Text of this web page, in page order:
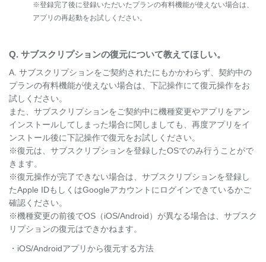
※登録完了後に登録いただいたプランの有料機能が使えない場合は、
アプリの再起動をお試しください。
Q. サブスクリプションの復元について教えてほしい。
A. サブスクリプションをご契約されたにもかかわらず、契約中の
プランの有料機能が使えない場合は、下記操作にて復元操作をお
試しください。
また、サブスクリプションをご契約中に機種変更やアプリをアン
インストールしてしまった場合に関しましても、再度アプリをイ
ンストール後に下記操作で復元をお試しください。
※復元は、サブスクリプションを登録したOSでのみ行うことがで
きます。
※復元操作が完了できない場合は、サブスクリプションを登録し
たApple IDもしくはGoogleアカウントにログインできているかご
確認ください。
※機種変更の前後でOS（iOS/Android）が異なる場合は、サブスク
リプションの復元はできかねます。
・iOS/Androidアプリから復元する方法